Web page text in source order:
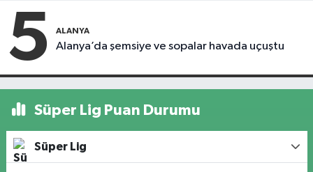
5 ALANYA
Alanya’da şemsiye ve sopalar havada uçuştu
Süper Lig Puan Durumu
Süper Lig